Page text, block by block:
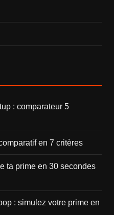
: comparateur 5
en 7 critères
ta prime en 30 secondes
: simulez votre prime en